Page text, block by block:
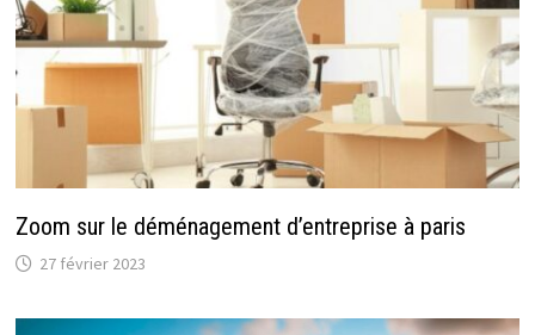
Zoom sur le déménagement d’entreprise à paris
27 février 2023